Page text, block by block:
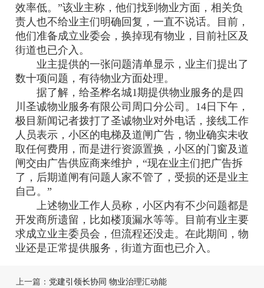
效率低。”该业主称，他们找到物业方面，相关负
责人也不给业主们明确回复，一直不说话。目前，
他们准备成立业委会，换掉现有物业，目前社区及
街道也已介入。
业主提供的一张问题清单显示，业主们提出了
数十项问题，有待物业方面处理。
据了解，给圣桦名城1期提供物业服务的是四
川圣诚物业服务有限公司周口分公司。14日下午，
极目新闻记者拨打了圣诚物业对外电话，接线工作
人员表示，小区的电梯及道闸广告，物业确实未收
取任何费用，而是进行资源置换，小区的门窗及道
闸交由广告供应商来维护，“现在业主们把广告拆
了，后期道闸有问题人家不管了，受损的还是业主
自己。”
上述物业工作人员称，小区内有不少问题都是
开发商所遗留，比如楼顶漏水等等。目前有业主要
求成立业主委员会，但流程还没走。在此期间，物
业还是正常提供服务，街道方面也已介入。
上一篇： 党建引领长协同 物业治理汇动能